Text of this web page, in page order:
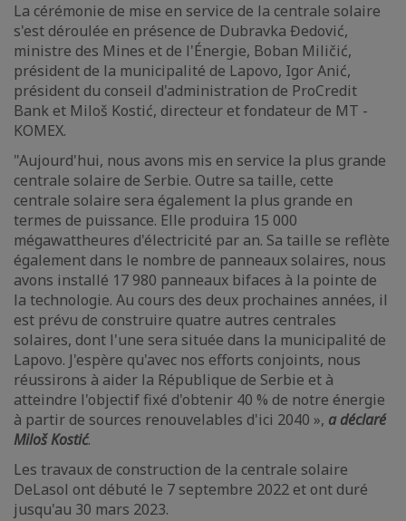
La cérémonie de mise en service de la centrale solaire
s'est déroulée en présence de Dubravka Đedović,
ministre des Mines et de l'Énergie, Boban Miličić,
président de la municipalité de Lapovo, Igor Anić,
président du conseil d'administration de ProCredit
Bank et Miloš Kostić, directeur et fondateur de MT -
KOMEX.
"Aujourd'hui, nous avons mis en service la plus grande
centrale solaire de Serbie. Outre sa taille, cette
centrale solaire sera également la plus grande en
termes de puissance. Elle produira 15 000
mégawattheures d'électricité par an. Sa taille se reflète
également dans le nombre de panneaux solaires, nous
avons installé 17 980 panneaux bifaces à la pointe de
la technologie. Au cours des deux prochaines années, il
est prévu de construire quatre autres centrales
solaires, dont l'une sera située dans la municipalité de
Lapovo. J'espère qu'avec nos efforts conjoints, nous
réussirons à aider la République de Serbie et à
atteindre l'objectif fixé d'obtenir 40 % de notre énergie
à partir de sources renouvelables d'ici 2040 », a déclaré
Miloš Kostić.
Les travaux de construction de la centrale solaire
DeLasol ont débuté le 7 septembre 2022 et ont duré
jusqu'au 30 mars 2023.